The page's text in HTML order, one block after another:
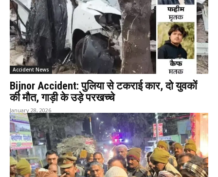
Accident News
Bijnor Accident: पुलिया से टकराई कार, दो युवकों
की मौत, गाड़ी के उड़े परखच्चे
January 28, 2026